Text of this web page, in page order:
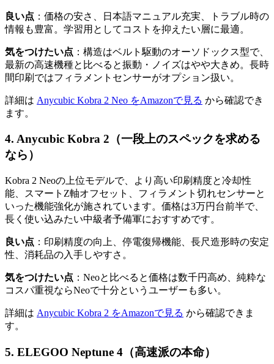
良い点 ：価格の安さ、日本語マニュアル充実、トラブル時の
情報も豊富。学習用としてコストを抑えたい層に最適。
気をつけたい点 ：構造はベルト駆動のオーソドックス型で、
最新の高速機種と比べると振動・ノイズはやや大きめ。長時
間印刷ではフィラメントセンサーがオプション扱い。
詳細は Anycubic Kobra 2 Neo をAmazonで見る から確認でき
ます。
4. Anycubic Kobra 2（一段上のスペックを求める
なら）
Kobra 2 Neoの上位モデルで、より高い印刷精度と冷却性
能、スマートZ軸オフセット、フィラメント切れセンサーと
いった機能強化が施されています。価格は3万円台前半で、
長く使い込みたい中級者予備軍におすすめです。
良い点 ：印刷精度の向上、停電復帰機能、長尺造形時の安定
性、消耗品の入手しやすさ。
気をつけたい点 ：Neoと比べると価格は数千円高め、純粋な
コスパ重視ならNeoで十分というユーザーも多い。
詳細は Anycubic Kobra 2 をAmazonで見る から確認できま
す。
5. ELEGOO Neptune 4（高速派の本命）